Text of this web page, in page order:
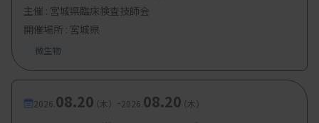
主催 : 宮城県臨床検査技師会
開催場所 : 宮城県
微生物
2026. 08.20（木） -2026. 08.20（木）